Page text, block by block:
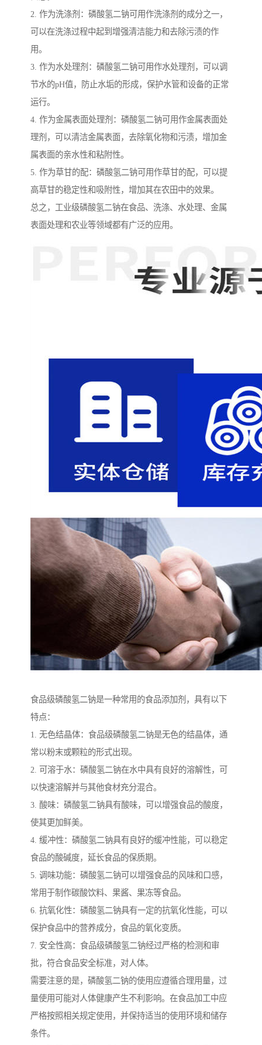
2. 作为洗涤剂：磷酸氢二钠可用作洗涤剂的成分之一，
可以在洗涤过程中起到增强清洁能力和去除污渍的作
用。
3. 作为水处理剂：磷酸氢二钠可用作水处理剂，可以调
节水的pH值，防止水垢的形成，保护水管和设备的正常
运行。
4. 作为金属表面处理剂：磷酸氢二钠可用作金属表面处
理剂，可以清洁金属表面，去除氧化物和污渍，增加金
属表面的亲水性和粘附性。
5. 作为草甘的配：磷酸氢二钠可用作草甘的配，可以提
高草甘的稳定性和吸附性，增加其在农田中的效果。
总之，工业级磷酸氢二钠在食品、洗涤、水处理、金属
表面处理和农业等领域都有广泛的应用。
食品级磷酸氢二钠是一种常用的食品添加剂，具有以下
特点：
1. 无色结晶体：食品级磷酸氢二钠是无色的结晶体，通
常以粉末或颗粒的形式出现。
2. 可溶于水：磷酸氢二钠在水中具有良好的溶解性，可
以快速溶解并与其他食材充分混合。
3. 酸味：磷酸氢二钠具有酸味，可以增强食品的酸度，
使其更加鲜美。
4. 缓冲性：磷酸氢二钠具有良好的缓冲性能，可以稳定
食品的酸碱度，延长食品的保质期。
5. 调味功能：磷酸氢二钠可以增强食品的风味和口感，
常用于制作碳酸饮料、果酱、果冻等食品。
6. 抗氧化性：磷酸氢二钠具有一定的抗氧化性能，可以
保护食品中的营养成分，食品的氧化变质。
7. 安全性高：食品级磷酸氢二钠经过严格的检测和审
批，符合食品安全标准，对人体。
需要注意的是，磷酸氢二钠的使用应遵循合理用量，过
量使用可能对人体健康产生不利影响。在食品加工中应
严格按照相关规定使用，并保持适当的使用环境和储存
条件。